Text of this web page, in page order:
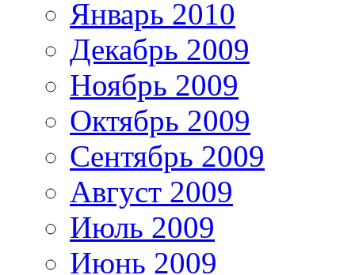
Январь 2010
Декабрь 2009
Ноябрь 2009
Октябрь 2009
Сентябрь 2009
Август 2009
Июль 2009
Июнь 2009